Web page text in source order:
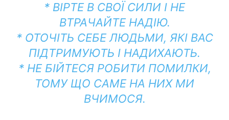
* ВІРТЕ В СВОЇ СИЛИ І НЕ
ВТРАЧАЙТЕ НАДІЮ.
* ОТОЧІТЬ СЕБЕ ЛЮДЬМИ, ЯКІ ВАС
ПІДТРИМУЮТЬ І НАДИХАЮТЬ.
* НЕ БІЙТЕСЯ РОБИТИ ПОМИЛКИ,
ТОМУ ЩО САМЕ НА НИХ МИ
ВЧИМОСЯ.